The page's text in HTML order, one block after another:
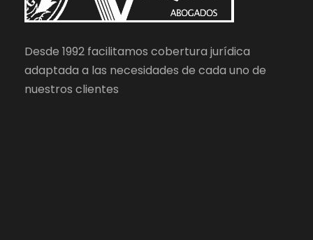
Desde 1992 facilitamos cobertura jurídica
adaptada a las necesidades de cada uno de
nuestros clientes